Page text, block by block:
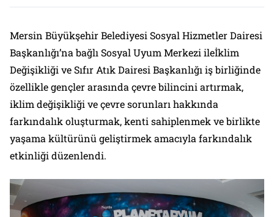
Mersin Büyükşehir Belediyesi Sosyal Hizmetler Dairesi
Başkanlığı’na bağlı Sosyal Uyum Merkezi ileİklim
Değişikliği ve Sıfır Atık Dairesi Başkanlığı iş birliğinde
özellikle gençler arasında çevre bilincini artırmak,
iklim değişikliği ve çevre sorunları hakkında
farkındalık oluşturmak, kenti sahiplenmek ve birlikte
yaşama kültürünü geliştirmek amacıyla farkındalık
etkinliği düzenlendi.